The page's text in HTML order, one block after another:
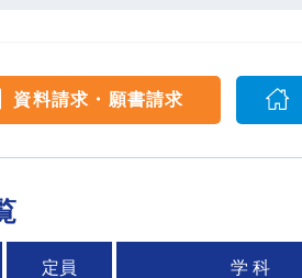
資料請求・願書請求
定員 学 科